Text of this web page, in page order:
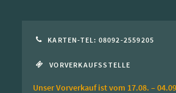
KARTEN-TEL: 08092-2559205
VORVERKAUFSSTELLE
Unser Vorverkauf ist vom 17.08. –